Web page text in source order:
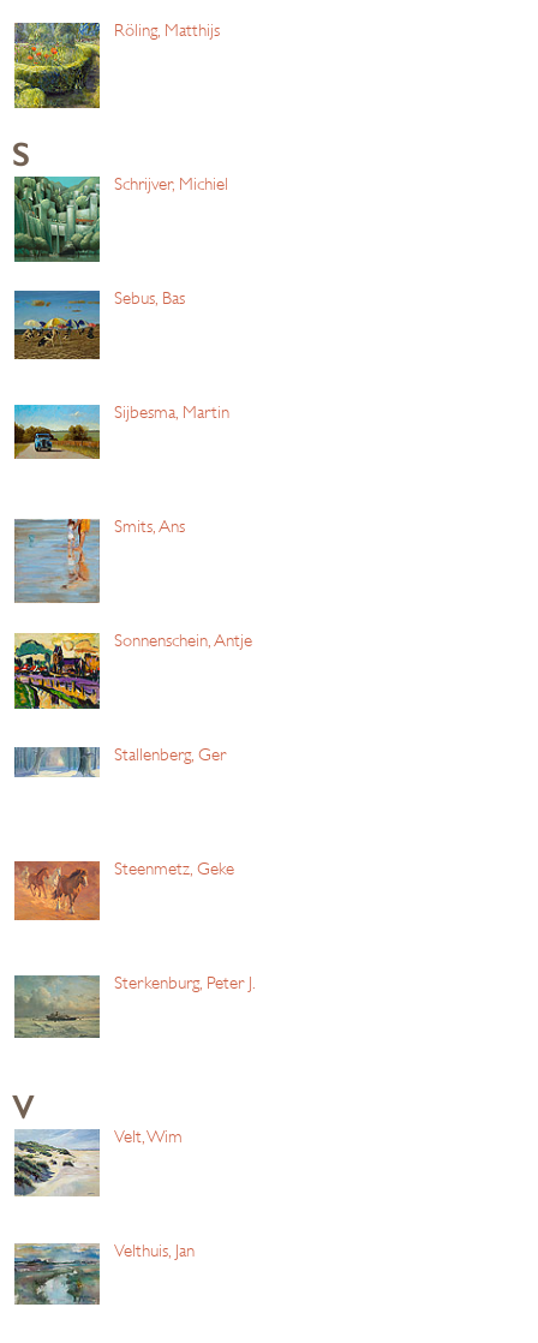
Röling, Matthijs
S
Schrijver, Michiel
Sebus, Bas
Sijbesma, Martin
Smits, Ans
Sonnenschein, Antje
Stallenberg, Ger
Steenmetz, Geke
Sterkenburg, Peter J.
V
Velt, Wim
Velthuis, Jan